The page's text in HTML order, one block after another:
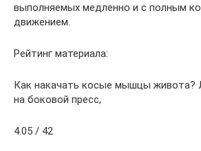
выполняемых медленно и с полным
движением.
Рейтинг материала:
Как накачать косые мышцы живота?
на боковой пресс,
4.05 / 42